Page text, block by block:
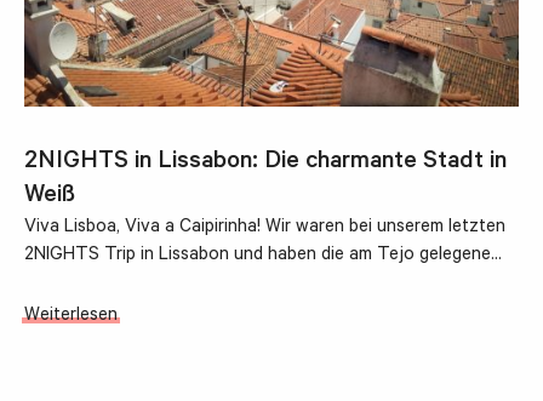
2NIGHTS in Lissabon: Die charmante Stadt in
Weiß
Viva Lisboa, Viva a Caipirinha! Wir waren bei unserem letzten
2NIGHTS Trip in Lissabon und haben die am Tejo gelegene…
Weiterlesen